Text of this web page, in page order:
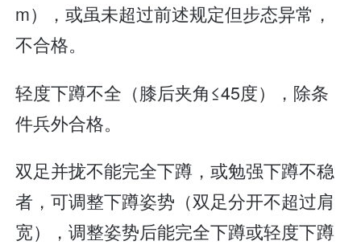
m），或虽未超过前述规定但步态异常，
不合格。
轻度下蹲不全（膝后夹角≤45度），除条
件兵外合格。
双足并拢不能完全下蹲，或勉强下蹲不稳
者，可调整下蹲姿势（双足分开不超过肩
宽），调整姿势后能完全下蹲或轻度下蹲